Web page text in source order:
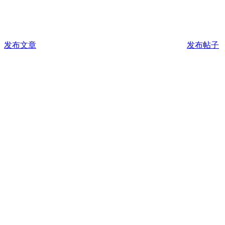
发布文章 发布帖子